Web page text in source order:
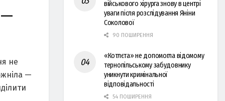
—
не
—
військового хірурга знову в центрі
уваги після розслідування Яніни
Соколової
90 ПОШИРЕННЯ
«Котлєта» не допомогла відомому
тернопільському забудовнику
уникнути кримінальної
відповідальності
54 ПОШИРЕННЯ